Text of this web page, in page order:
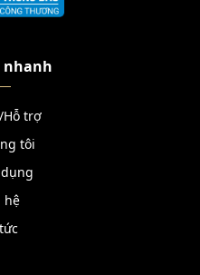
nhanh
Hỗ trợ
tôi
hệ